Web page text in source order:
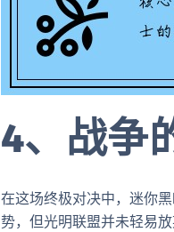
4、战争
在这场终极对决中，迷你
势，但光明联盟并未轻易